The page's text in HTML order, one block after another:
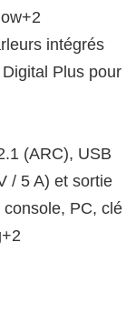
intégrés
Plus pour
(ARC), USB
/ 5 A) et sortie
PC, clé